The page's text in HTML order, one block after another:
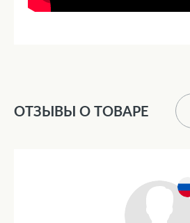
ОТЗЫВЫ О ТОВАРЕ